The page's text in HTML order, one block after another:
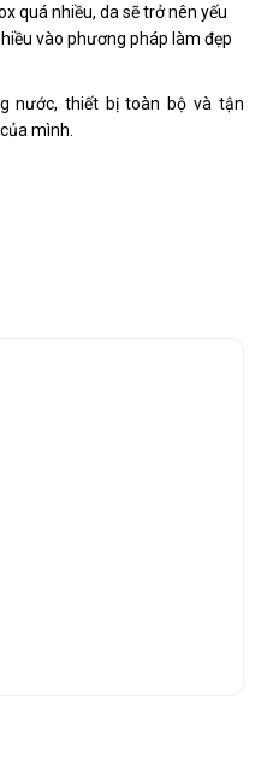
quá nhiều, da sẽ trở nên yếu
vào phương pháp làm đẹp
nước, thiết bị toàn bộ và tận
mình.